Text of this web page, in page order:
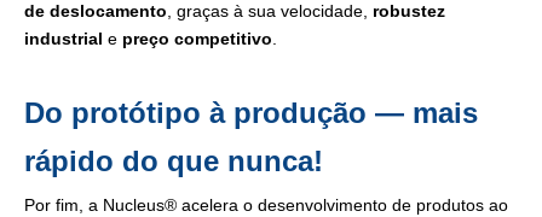
de deslocamento, graças à sua velocidade, robustez
industrial e preço competitivo.
Do protótipo à produção — mais
rápido do que nunca!
Por fim, a Nucleus® acelera o desenvolvimento de produtos ao